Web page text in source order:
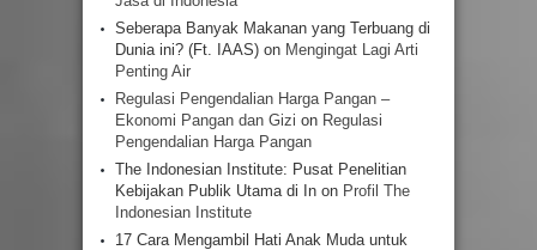
Seberapa Banyak Makanan yang Terbuang di
Dunia ini? (Ft. IAAS) on Mengingat Lagi Arti
Penting Air
Regulasi Pengendalian Harga Pangan –
Ekonomi Pangan dan Gizi on Regulasi
Pengendalian Harga Pangan
The Indonesian Institute: Pusat Penelitian
Kebijakan Publik Utama di In on Profil The
Indonesian Institute
17 Cara Mengambil Hati Anak Muda untuk